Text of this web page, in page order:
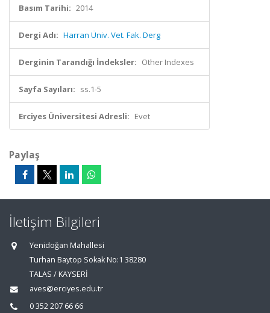
Basım Tarihi: 2014
Dergi Adı: Harran Üniv. Vet. Fak. Derg
Derginin Tarandığı İndeksler: Other Indexes
Sayfa Sayıları: ss.1-5
Erciyes Üniversitesi Adresli: Evet
Paylaş
İletişim Bilgileri
Yenidoğan Mahallesi
Turhan Baytop Sokak No:1 38280
TALAS / KAYSERİ
aves@erciyes.edu.tr
0 352 207 66 66